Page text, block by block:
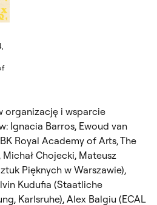
organizację i wsparcie
Ignacia Barros, Ewoud van
Royal Academy of Arts, The
Chojecki, Mateusz
Pięknych w Warszawie),
Kudufia (Staatliche
Karlsruhe), Alex Balgiu (ECAL